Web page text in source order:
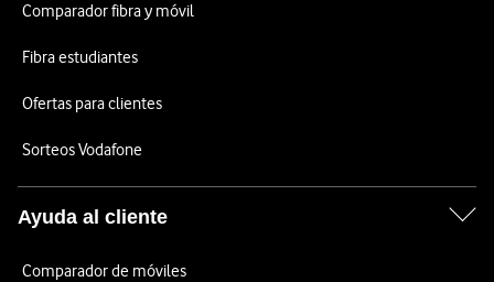
Comparador fibra y móvil
Fibra estudiantes
Ofertas para clientes
Sorteos Vodafone
Ayuda al cliente
Comparador de móviles